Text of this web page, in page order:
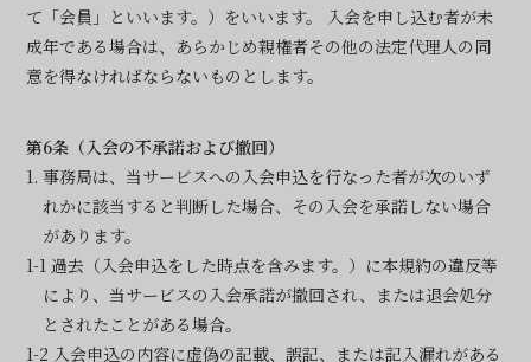
て「会員」といいます。）をいいます。 入会を申し込む者が未
成年である場合は、あらかじめ親権者その他の法定代理人の同
意を得なければならないものとします。
第6条（入会の不承諾および撤回）
1. 事務局は、当サービスへの入会申込を行なった者が次のいず
れかに該当すると判断した場合、その入会を承諾しない場合
があります。
1-1 過去（入会申込をした時点を含みます。）に本規約の違反等
により、当サービスの入会承諾が撤回され、または退会処分
とされたことがある場合。
1-2 入会申込の内容に虚偽の記載、誤記、または記入漏れがある